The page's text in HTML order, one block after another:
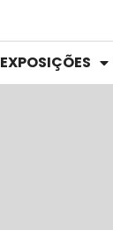
EXPOSIÇÕES